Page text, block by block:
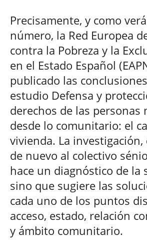
Precisamente, y como
número, la Red Europea
contra la Pobreza y la
en el Estado Español
publicado las
estudio Defensa y
derechos de las personas
desde lo comunitario: el
vivienda. La
de nuevo al colectivo
hace un diagnóstico de la
sino que sugiere las
cada uno de los puntos
acceso, estado, relación
y ámbito comunitario.